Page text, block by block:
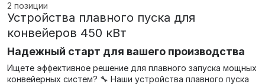
2 позиции
Устройства плавного пуска для
конвейеров 450 кВт
Надежный старт для вашего производства
Ищете эффективное решение для плавного запуска мощных
конвейерных систем? 🔧 Наши устройства плавного пуска